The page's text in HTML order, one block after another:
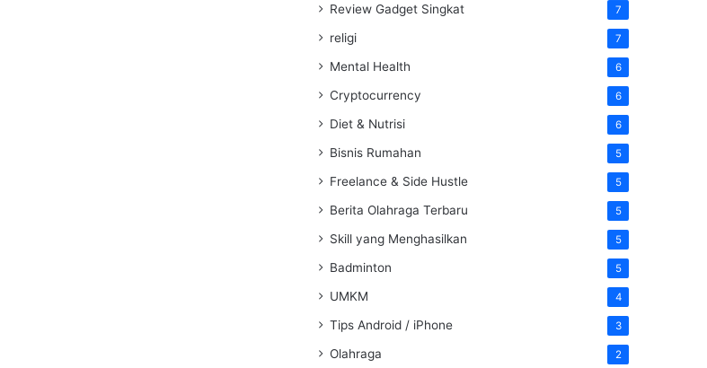
Review Gadget Singkat 7
religi 7
Mental Health 6
Cryptocurrency 6
Diet & Nutrisi 6
Bisnis Rumahan 5
Freelance & Side Hustle 5
Berita Olahraga Terbaru 5
Skill yang Menghasilkan 5
Badminton 5
UMKM 4
Tips Android / iPhone 3
Olahraga 2